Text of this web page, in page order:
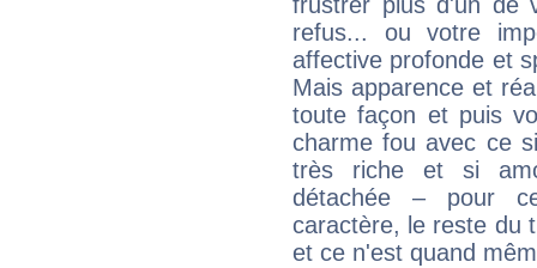
refus... ou votre
affective profonde et
Mais apparence et
toute façon et puis
charme fou avec ce
très riche et si
détachée – pour
caractère, le reste du
et ce n'est quand